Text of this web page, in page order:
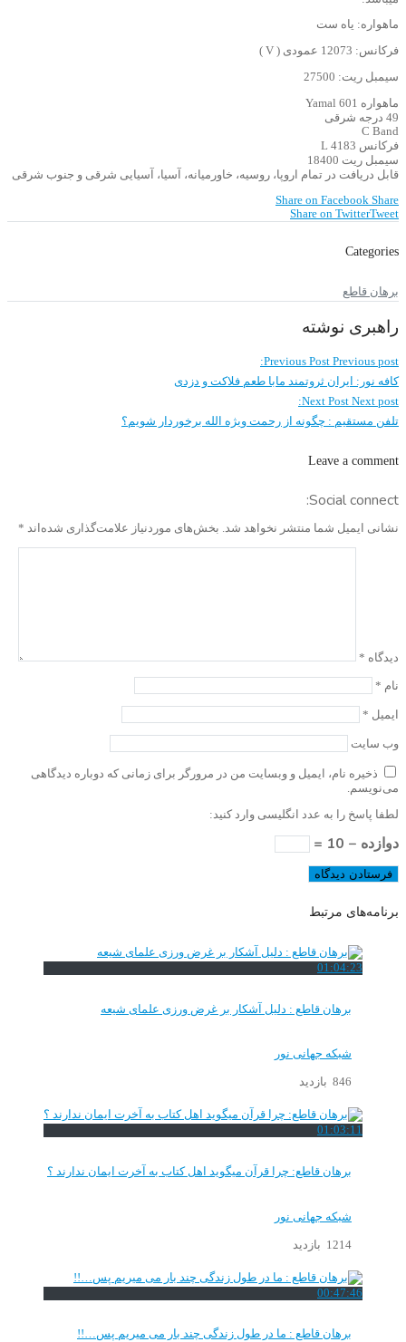
ماهواره: یاه ست
فرکانس: 12073 عمودی ( V )
سیمبل ریت: 27500
ماهواره Yamal 601
49 درجه شرقی
C Band
فرکانس 4183 L
سیمبل ریت 18400
قابل دریافت در تمام اروپا، روسیه، خاورمیانه، آسیا، آسیایی شرقی و جنوب شرقی
Share on Facebook Share
Share on TwitterTweet
Categories
برهان قاطع
راهبری نوشته
Previous Post Previous post:
کافه نور: ایران ثروتمند مابا طعم فلاکت و دزدی
Next Post Next post:
تلفن مستقیم : چگونه از رحمت ویژه الله برخوردار شویم؟
Leave a comment
Social connect:
نشانی ایمیل شما منتشر نخواهد شد. بخش‌های موردنیاز علامت‌گذاری شده‌اند *
دیدگاه *
نام *
ایمیل *
وب‌ سایت
ذخیره نام، ایمیل و وبسایت من در مرورگر برای زمانی که دوباره دیدگاهی
می‌نویسم.
لطفا پاسخ را به عدد انگلیسی وارد کنید:
دوازده − 10 =
برنامه‌های مرتبط
01:04:23
برهان قاطع : دلیل آشکار بر غرض ورزی علمای شیعه
شبکه جهانی نور
846 بازدید
01:03:11
برهان قاطع: چرا قرآن میگوید اهل کتاب به آخرت ایمان ندارند ؟
شبکه جهانی نور
1214 بازدید
00:47:46
برهان قاطع : ما در طول زندگی چند بار می میریم پس…!!